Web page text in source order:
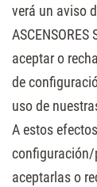
verá un aviso
aceptar o
de
uso de
A estos
configuración/
aceptarlas o